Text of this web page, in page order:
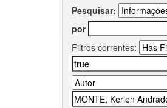
Pesquisar:
por
Filtros correntes: